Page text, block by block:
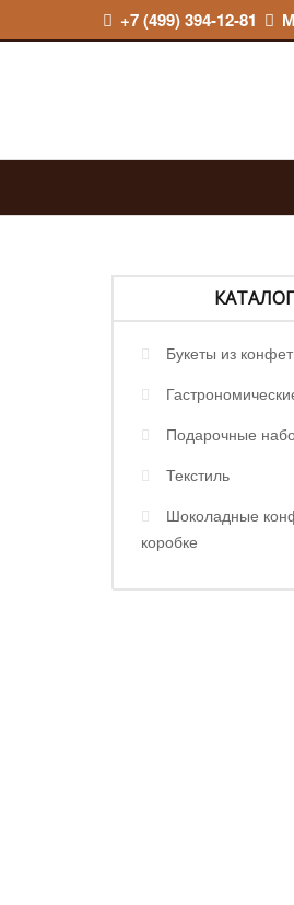
к
+7 (499) 394-12-81
КАТАЛОГ
Букеты из конфет
Подарочные
Текстиль
Шоколадные
коробке